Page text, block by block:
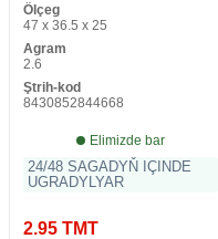
Ölçeg
47 x 36.5 x 25
Agram
2.6
Ştrih-kod
8430852844668
Elimizde bar
24/48 SAGADYŇ IÇINDE
UGRADYLYAR
2.95 TMT